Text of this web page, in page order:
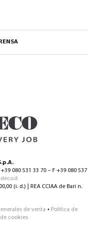
080 531 33 70 – F +39 080 537
(i. d.) | REA CCIAA de Bari n.
de venta • Política de
cookies